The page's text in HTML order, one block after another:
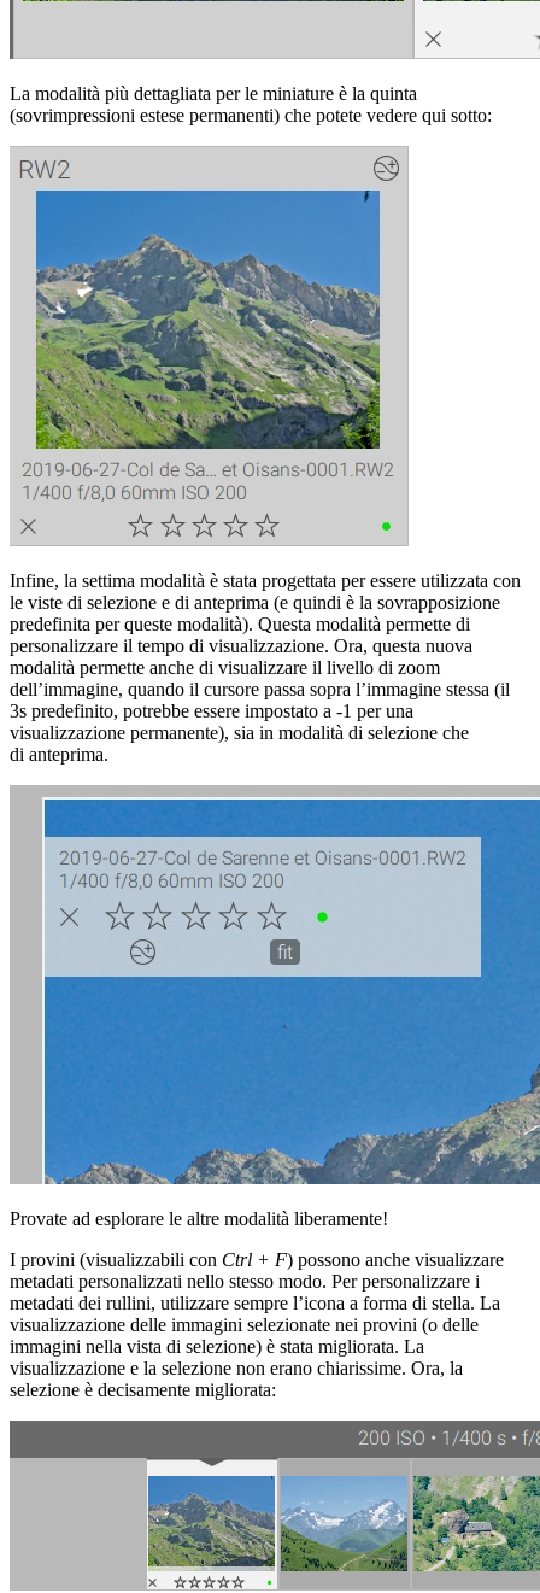
La modalità più dettagliata per le miniature è la quinta
(sovrimpressioni estese permanenti) che potete vedere qui sotto:
Infine, la settima modalità è stata progettata per essere utilizzata con
le viste di selezione e di anteprima (e quindi è la sovrapposizione
predefinita per queste modalità). Questa modalità permette di
personalizzare il tempo di visualizzazione. Ora, questa nuova
modalità permette anche di visualizzare il livello di zoom
dell’immagine, quando il cursore passa sopra l’immagine stessa (il
3s predefinito, potrebbe essere impostato a -1 per una
visualizzazione permanente), sia in modalità di selezione che
di anteprima.
Provate ad esplorare le altre modalità liberamente!
I provini (visualizzabili con Ctrl + F) possono anche visualizzare
metadati personalizzati nello stesso modo. Per personalizzare i
metadati dei rullini, utilizzare sempre l’icona a forma di stella. La
visualizzazione delle immagini selezionate nei provini (o delle
immagini nella vista di selezione) è stata migliorata. La
visualizzazione e la selezione non erano chiarissime. Ora, la
selezione è decisamente migliorata: